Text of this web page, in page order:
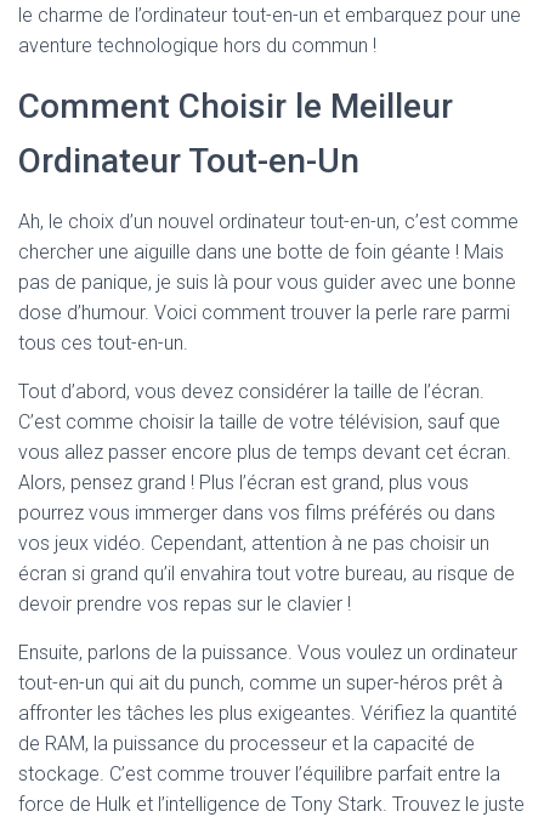
le charme de l’ordinateur tout-en-un et embarquez pour une
aventure technologique hors du commun !
Comment Choisir le Meilleur
Ordinateur Tout-en-Un
Ah, le choix d’un nouvel ordinateur tout-en-un, c’est comme
chercher une aiguille dans une botte de foin géante ! Mais
pas de panique, je suis là pour vous guider avec une bonne
dose d’humour. Voici comment trouver la perle rare parmi
tous ces tout-en-un.
Tout d’abord, vous devez considérer la taille de l’écran.
C’est comme choisir la taille de votre télévision, sauf que
vous allez passer encore plus de temps devant cet écran.
Alors, pensez grand ! Plus l’écran est grand, plus vous
pourrez vous immerger dans vos films préférés ou dans
vos jeux vidéo. Cependant, attention à ne pas choisir un
écran si grand qu’il envahira tout votre bureau, au risque de
devoir prendre vos repas sur le clavier !
Ensuite, parlons de la puissance. Vous voulez un ordinateur
tout-en-un qui ait du punch, comme un super-héros prêt à
affronter les tâches les plus exigeantes. Vérifiez la quantité
de RAM, la puissance du processeur et la capacité de
stockage. C’est comme trouver l’équilibre parfait entre la
force de Hulk et l’intelligence de Tony Stark. Trouvez le juste